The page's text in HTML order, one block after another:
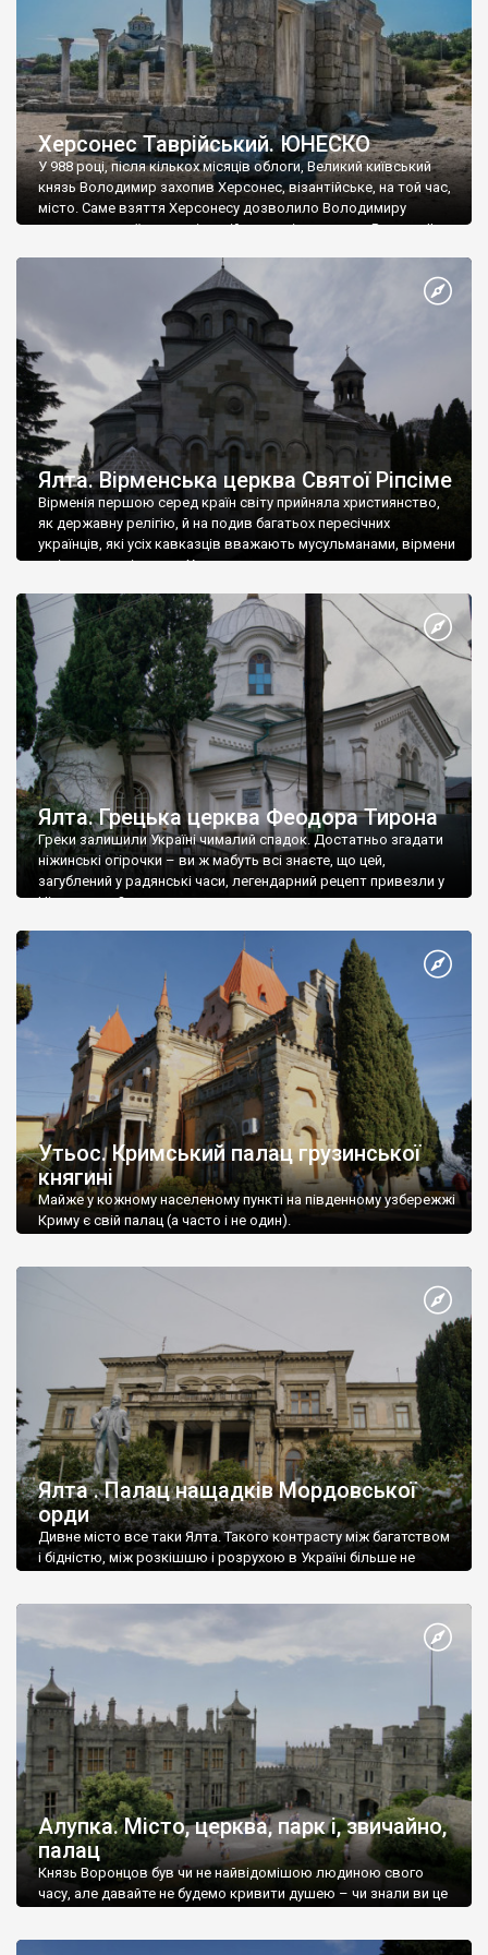
Херсонес Таврійський. ЮНЕСКО
У 988 році, після кількох місяців облоги, Великий київський
князь Володимир захопив Херсонес, візантійське, на той час,
місто. Саме взяття Херсонесу дозволило Володимиру
диктувати свої умови візантійському імператору Василю ІІ, та
Херсонесі Володимир-язичник, став Василем-християнином.
А потім було Хрещення Русі. На честь Херсонесу Таврійського
Ялта. Вірменська церква Святої Ріпсіме
Вірменія першою серед країн світу прийняла християнство,
як державну релігію, й на подив багатьох пересічних
українців, які усіх кавказців вважають мусульманами, вірмени
є відданими вірянами Христа
Ялта. Грецька церква Феодора Тирона
Греки залишили Україні чималий спадок. Достатньо згадати
ніжинські огірочки – ви ж мабуть всі знаєте, що цей,
загублений у радянські часи, легендарний рецепт привезли у
Ніжин греки?
Утьос. Кримський палац грузинської
княгині
Майже у кожному населеному пункті на південному узбережжі
Криму є свій палац (а часто і не один).
Ялта . Палац нащадків Мордовської
орди
Дивне місто все таки Ялта. Такого контрасту між багатством
і бідністю, між розкішшю і розрухою в Україні більше не
Алупка. Місто, церква, парк і, звичайно,
палац
Князь Воронцов був чи не найвідомішою людиною свого
часу, але давайте не будемо кривити душею – чи знали ви це